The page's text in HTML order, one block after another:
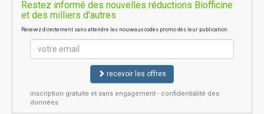
Restez informé des nouvelles réductions Biofficine
et des milliers d'autres
Recevez directement sans attendre les nouveaux codes promo dès leur publication.
recevoir les offres
inscription gratuite et sans engagement - confidentialité des
données